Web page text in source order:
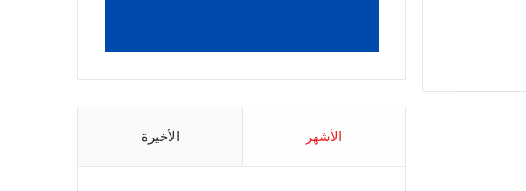
الأشهر الأخيرة